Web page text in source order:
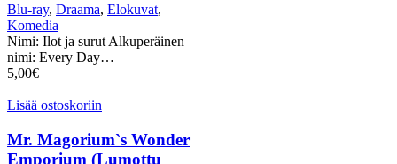
Blu-ray, Draama, Elokuvat,
Komedia
Nimi: Ilot ja surut Alkuperäinen
nimi: Every Day…
5,00€
Lisää ostoskoriin
Mr. Magorium`s Wonder
Emporium (Lumottu